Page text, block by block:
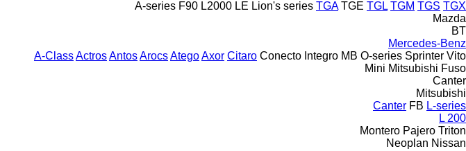
A-series F90 L2000 LE Lion's series TGA TGE TGL TGM TGS TGX
Mazda
BT
Mercedes-Benz
A-ClassActrosAntosArocsAtegoAxor Citaro Conecto Integro MB O-series Sprinter Vito
Mini Mitsubishi Fuso
Canter
Mitsubishi
Canter FB L-series
L 200
Montero Pajero Triton
Neoplan Nissan